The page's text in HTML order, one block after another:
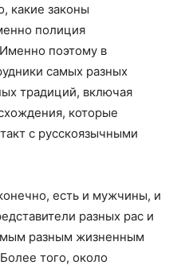
какие законы
полиция
поэтому в
самых разных
традиций, включая
которые
с русскоязычными
есть и мужчины, и
разных рас и
разным жизненным
того, около